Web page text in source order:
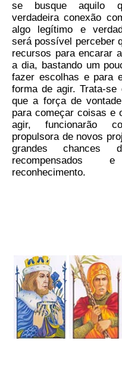
se busque aquilo
verdadeira conexão
algo legítimo e
será possível perceber
recursos para encarar
a dia, bastando um
fazer escolhas e para
forma de agir. Trata-se
que a força de
para começar coisas e
agir, funcionarão
propulsora de novos
grandes chances
reconhecimento.